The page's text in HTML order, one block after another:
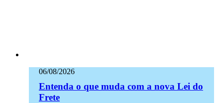
06/08/2026
Entenda o que muda com a nova Lei do
Frete